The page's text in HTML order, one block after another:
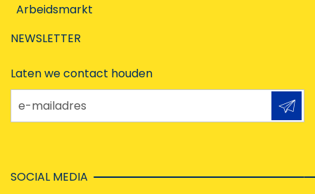
Arbeidsmarkt
NEWSLETTER
Laten we contact houden
e-mailadres
SOCIAL MEDIA